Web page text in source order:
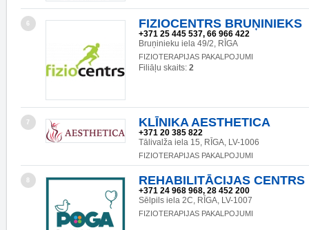
6 FIZIOCENTRS BRUŅINIEKS
+371 25 445 537, 66 966 422
Bruņinieku iela 49/2, RĪGA
FIZIOTERAPIJAS PAKALPOJUMI
Filiāļu skaits: 2
7 KLĪNIKA AESTHETICA
+371 20 385 822
Tālivalža iela 15, RĪGA, LV-1006
FIZIOTERAPIJAS PAKALPOJUMI
8 REHABILITĀCIJAS CENTRS
+371 24 968 968, 28 452 200
Sēlpils iela 2C, RĪGA, LV-1007
FIZIOTERAPIJAS PAKALPOJUMI